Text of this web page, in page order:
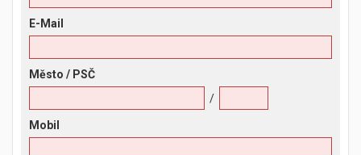
E-Mail
Město / PSČ
/
Mobil